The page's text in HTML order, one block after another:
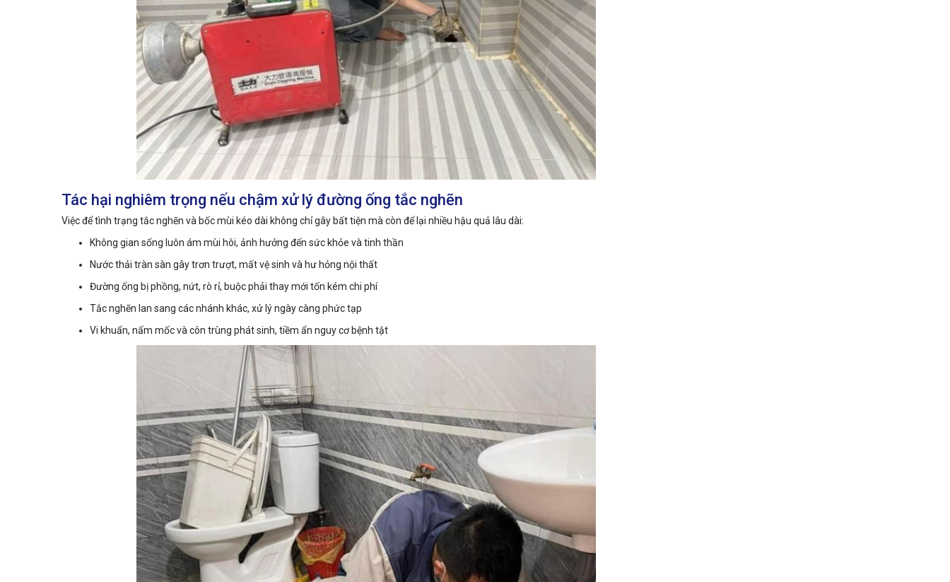
Tác hại nghiêm trọng nếu chậm xử lý đường ống tắc nghẽn
Việc để tình trạng tắc nghẽn và bốc mùi kéo dài không chỉ gây bất tiện mà còn để lại nhiều hậu quả lâu dài:
Không gian sống luôn ám mùi hôi, ảnh hưởng đến sức khỏe và tinh thần
Nước thải tràn sàn gây trơn trượt, mất vệ sinh và hư hỏng nội thất
Đường ống bị phồng, nứt, rò rỉ, buộc phải thay mới tốn kém chi phí
Tắc nghẽn lan sang các nhánh khác, xử lý ngày càng phức tạp
Vi khuẩn, nấm mốc và côn trùng phát sinh, tiềm ẩn nguy cơ bệnh tật